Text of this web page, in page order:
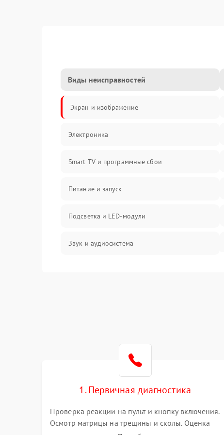
Виды неисправностей
Экран и изображение
Электроника
Smart TV и программные сбои
Питание и запуск
Подсветка и LED-модули
Звук и аудиосистема
Программное обеспечение
Корпус и механика
1. Первичная диагностика
Проверка реакции на пульт и кнопку включения.
Осмотр матрицы на трещины и сколы. Оценка